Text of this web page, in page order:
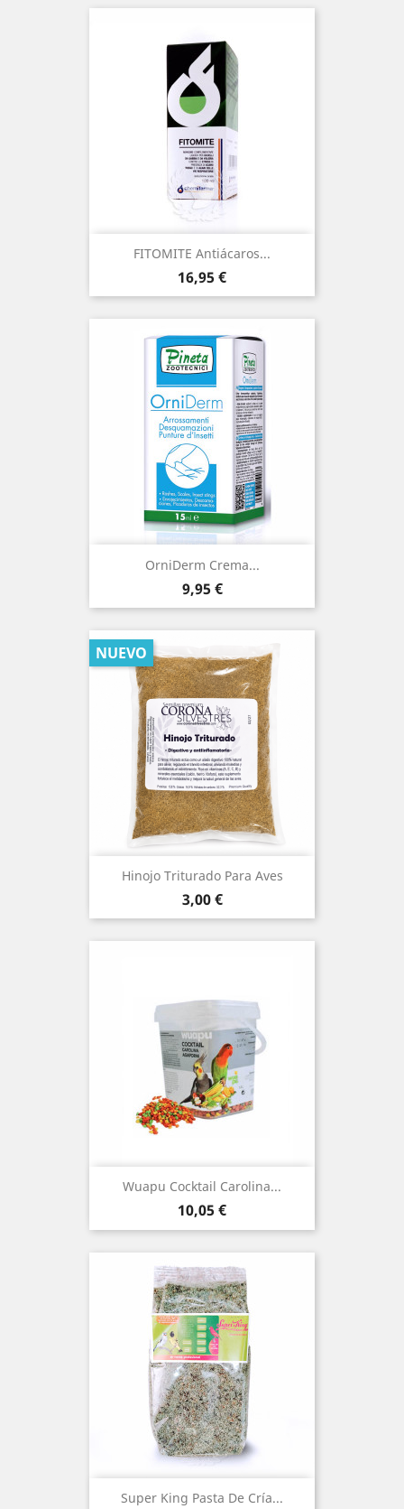
FITOMITE Antiácaros...
Precio
16,95 €
OrniDerm Crema...
Precio
9,95 €
Hinojo Triturado Para Aves
Precio
3,00 €
NUEVO
Wuapu Cocktail Carolina...
Precio
10,05 €
Super King Pasta De Cría...